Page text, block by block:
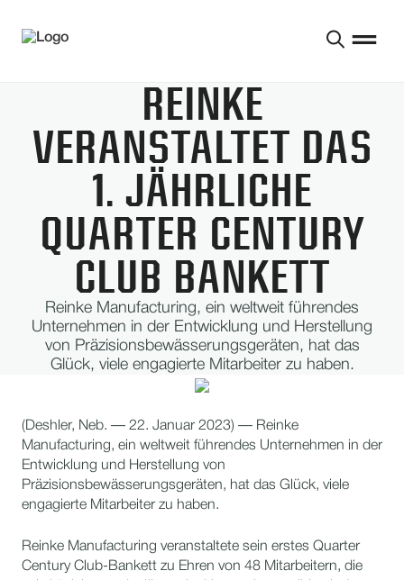
REINKE
VERANSTALTET DAS
1. JÄHRLICHE
QUARTER CENTURY
CLUB BANKETT
Reinke Manufacturing, ein weltweit führendes
Unternehmen in der Entwicklung und Herstellung
von Präzisionsbewässerungsgeräten, hat das
Glück, viele engagierte Mitarbeiter zu haben.
(Deshler, Neb. — 22. Januar 2023) — Reinke
Manufacturing, ein weltweit führendes Unternehmen in der
Entwicklung und Herstellung von
Präzisionsbewässerungsgeräten, hat das Glück, viele
engagierte Mitarbeiter zu haben.
Reinke Manufacturing veranstaltete sein erstes Quarter
Century Club-Bankett zu Ehren von 48 Mitarbeitern, die